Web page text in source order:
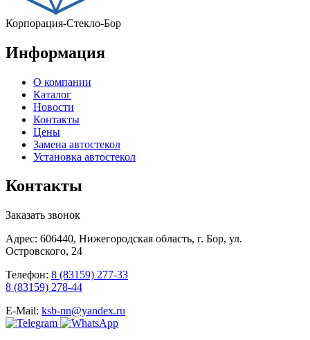
Корпорация-Стекло-Бор
Информация
О компании
Каталог
Новости
Контакты
Цены
Замена автостекол
Установка автостекол
Контакты
Заказать звонок
Адрес: 606440, Нижегородская область, г. Бор, ул.
Островского, 24
Телефон: 8 (83159) 277-33
8 (83159) 278-44
E-Mail: ksb-nn@yandex.ru